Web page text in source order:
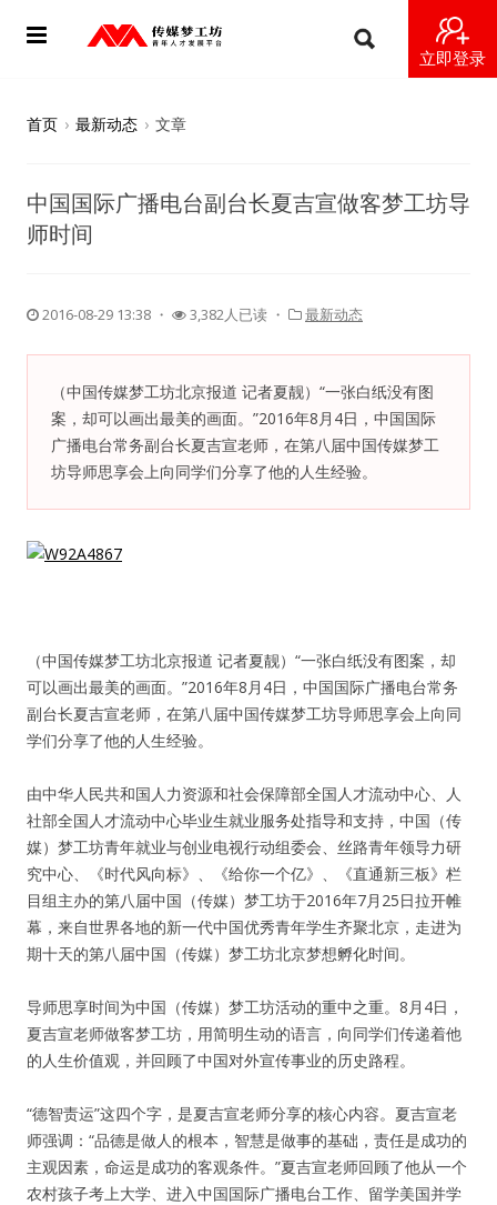
立即登录
导师
视频
梦工坊视频
纪录片1 梦想开始的地方
纪录片3 我们都是青年偶像
往届
出彩2016
逐梦2014
辉煌2013
精彩2012
梦工坊圈
人脉圈
信息圈
品牌的力量
首页 › 最新动态 › 文章
中国国际广播电台副台长夏吉宣做客梦工坊导
师时间
2016-08-29 13:38 ・ 3,382人已读 ・ 最新动态
（中国传媒梦工坊北京报道 记者夏靓）“一张白纸没有图
案，却可以画出最美的画面。”2016年8月4日，中国国际
广播电台常务副台长夏吉宣老师，在第八届中国传媒梦工
坊导师思享会上向同学们分享了他的人生经验。
（中国传媒梦工坊北京报道 记者夏靓）“一张白纸没有图案，却
可以画出最美的画面。”2016年8月4日，中国国际广播电台常务
副台长夏吉宣老师，在第八届中国传媒梦工坊导师思享会上向同
学们分享了他的人生经验。
由中华人民共和国人力资源和社会保障部全国人才流动中心、人
社部全国人才流动中心毕业生就业服务处指导和支持，中国（传
媒）梦工坊青年就业与创业电视行动组委会、丝路青年领导力研
究中心、《时代风向标》、《给你一个亿》、《直通新三板》栏
目组主办的第八届中国（传媒）梦工坊于2016年7月25日拉开帷
幕，来自世界各地的新一代中国优秀青年学生齐聚北京，走进为
期十天的第八届中国（传媒）梦工坊北京梦想孵化时间。
导师思享时间为中国（传媒）梦工坊活动的重中之重。8月4日，
夏吉宣老师做客梦工坊，用简明生动的语言，向同学们传递着他
的人生价值观，并回顾了中国对外宣传事业的历史路程。
“德智责运”这四个字，是夏吉宣老师分享的核心内容。夏吉宣老
师强调：“品德是做人的根本，智慧是做事的基础，责任是成功的
主观因素，命运是成功的客观条件。”夏吉宣老师回顾了他从一个
农村孩子考上大学、进入中国国际广播电台工作、留学美国并学